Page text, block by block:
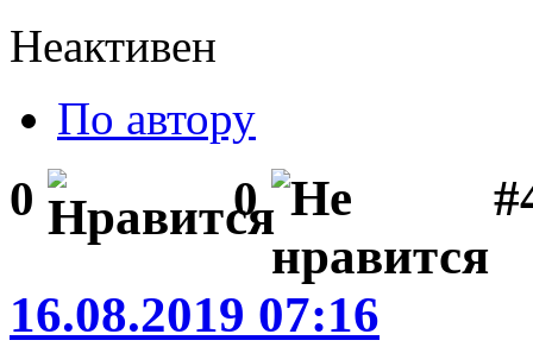
Неактивен
По автору
0 0
16.08.2019 07:16